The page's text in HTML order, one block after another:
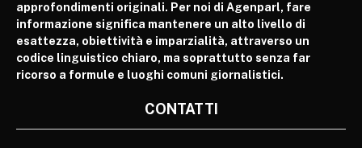
approfondimenti originali. Per noi di Agenparl, fare
informazione significa mantenere un alto livello di
esattezza, obiettività e imparzialità, attraverso un
codice linguistico chiaro, ma soprattutto senza far
ricorso a formule e luoghi comuni giornalistici.
CONTATTI